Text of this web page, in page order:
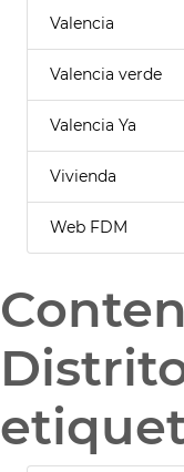
Valencia
Valencia verde
Valencia Ya
Vivienda
Web FDM